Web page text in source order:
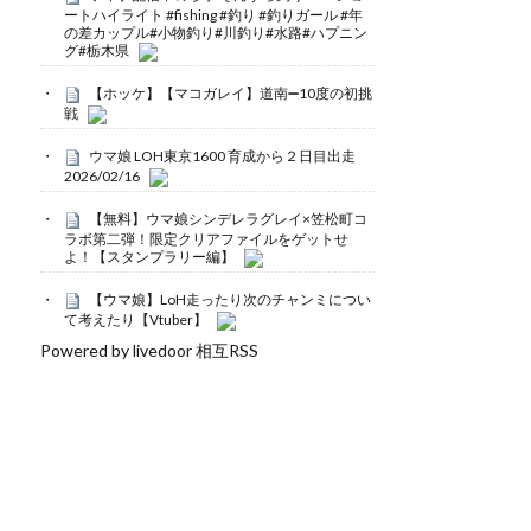
ートハイライト #fishing #釣り #釣りガール #年
の差カップル#小物釣り#川釣り#水路#ハプニン
グ#栃木県
【ホッケ】【マコガレイ】道南➖10度の初挑
戦
ウマ娘 LOH東京1600 育成から２日目出走
2026/02/16
【無料】ウマ娘シンデレラグレイ×笠松町コ
ラボ第二弾！限定クリアファイルをゲットせ
よ！【スタンプラリー編】
【ウマ娘】LoH走ったり次のチャンミについ
て考えたり【Vtuber】
Powered by livedoor 相互RSS